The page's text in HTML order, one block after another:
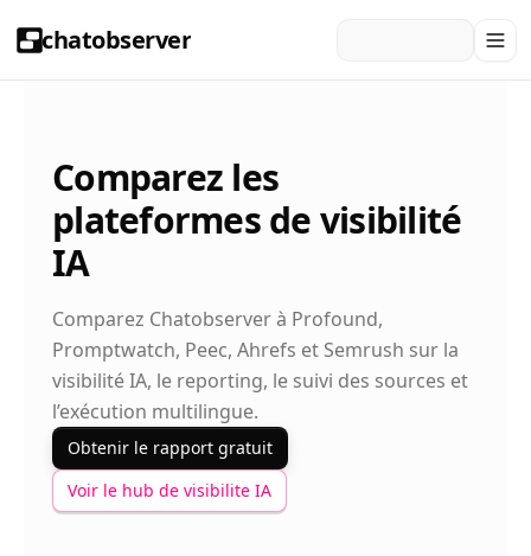
chatobserver
Comparez les
plateformes de visibilité
IA
Comparez Chatobserver à Profound,
Promptwatch, Peec, Ahrefs et Semrush sur la
visibilité IA, le reporting, le suivi des sources et
l’exécution multilingue.
Obtenir le rapport gratuit
Voir le hub de visibilite IA